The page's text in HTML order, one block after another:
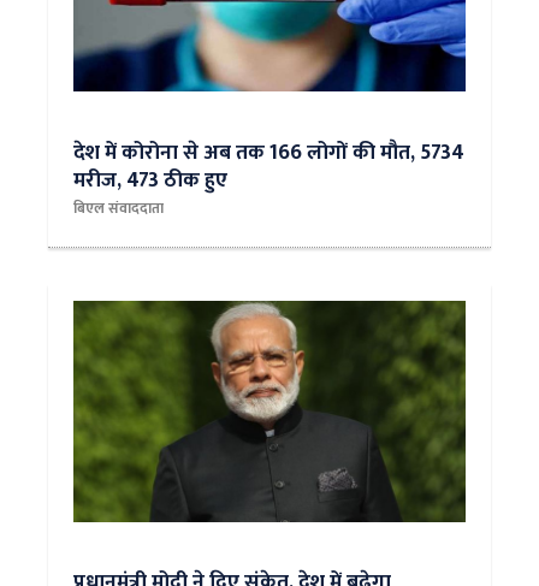
देश में कोरोना से अब तक 166 लोगों की मौत, 5734
मरीज, 473 ठीक हुए
बिएल संवाददाता